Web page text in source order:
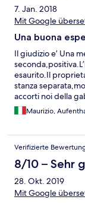
7. Jan. 2018
Mit Google
Una buona
Il giudizio e’ Una
esaurito.Il
stanza
accorti noi della
ci ha
pesce e il
bassi.Devo
il posto
Maurizio,
Verifizierte
8/10 – Sehr
28. Okt. 2019
Mit Google